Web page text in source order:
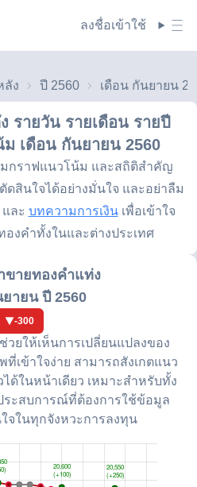
ลงชื่อเข้าใช้
ลัง ปี 2560 เดือน กันยายน
รายวัน รายเดือน รายปี
ม เดือน กันยายน 2560
กราฟแนวโน้ม และสถิติสำคัญ
สินใจได้อย่างมั่นใจ และอย่าลืม
และ บทความการเงิน เพื่อเข้าใจ
งคำทั้งในและต่างประเทศ
ขายทองคำแท่ง
ายน ปี 2560
-300
ยให้เห็นการเปลี่ยนแปลงของ
เข้าใจง่าย สามารถสังเกตแนว
ด้ในหน้าเดียว เหมาะสำหรับทั้ง
ะสบการณ์ที่ต้องการใช้ข้อมูล
จในทุกจังหวะการลงทุน